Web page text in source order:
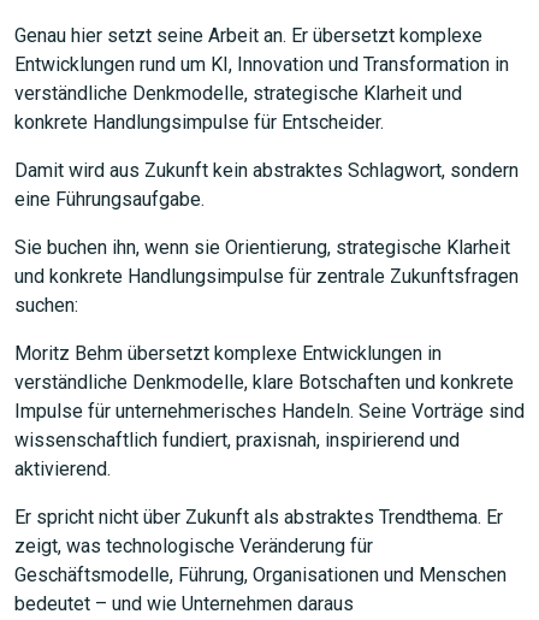
Genau hier setzt seine Arbeit an. Er übersetzt komplexe
Entwicklungen rund um KI, Innovation und Transformation in
verständliche Denkmodelle, strategische Klarheit und
konkrete Handlungsimpulse für Entscheider.
Damit wird aus Zukunft kein abstraktes Schlagwort, sondern
eine Führungsaufgabe.
Sie buchen ihn, wenn sie Orientierung, strategische Klarheit
und konkrete Handlungsimpulse für zentrale Zukunftsfragen
suchen:
Moritz Behm übersetzt komplexe Entwicklungen in
verständliche Denkmodelle, klare Botschaften und konkrete
Impulse für unternehmerisches Handeln. Seine Vorträge sind
wissenschaftlich fundiert, praxisnah, inspirierend und
aktivierend.
Er spricht nicht über Zukunft als abstraktes Trendthema. Er
zeigt, was technologische Veränderung für
Geschäftsmodelle, Führung, Organisationen und Menschen
bedeutet – und wie Unternehmen daraus